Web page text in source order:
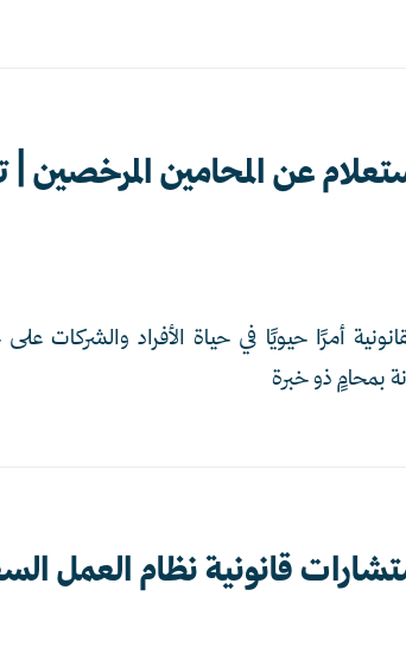
عن المحامين
أمرًا حيويًا في حياة الأفراد
بمحامٍ ذو خبرة
قانونية نظام العمل